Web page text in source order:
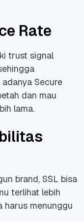
Rate
trust signal
Secure
dan mau
lama.
brand, SSL bisa
terlihat lebih
harus menunggu